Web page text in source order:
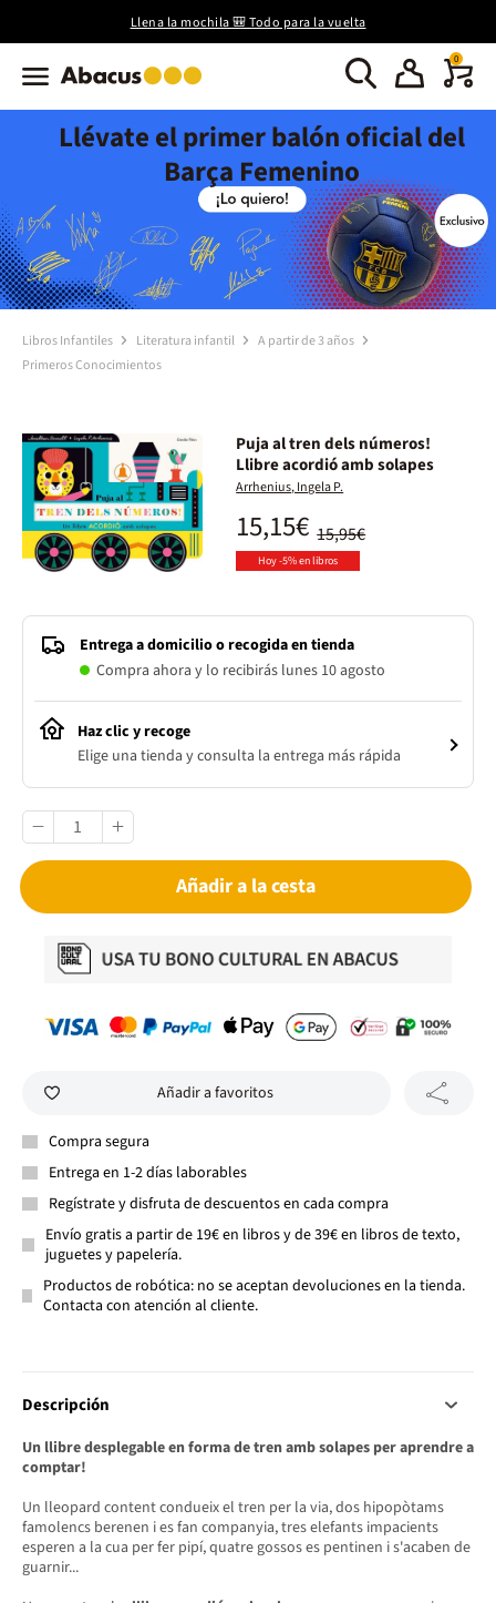
Llena la mochila 🎒 Todo para la vuelta
0
Llévate el primer balón oficial del
Barça Femenino
Libros Infantiles Literatura infantil
A partir de 3 años
Primeros Conocimientos
Puja al tren dels números!
Llibre acordió amb solapes
Arrhenius, Ingela P.
15,95€
15,15€
Hoy -5% en libros
Entrega a domicilio o recogida en tienda
Compra ahora y lo recibirás lunes 10 agosto
Haz clic y recoge
Elige una tienda y consulta la entrega más rápida
Añadir a la cesta
Añadir a favoritos
Compra segura
Entrega en 1-2 días laborables
Regístrate y disfruta de descuentos en cada compra
Envío gratis a partir de 19€ en libros y de 39€ en libros de texto,
juguetes y papelería.
Productos de robótica: no se aceptan devoluciones en la tienda.
Contacta con atención al cliente.
Descripción
Un llibre desplegable en forma de tren amb solapes per aprendre a
comptar!
Un lleopard content condueix el tren per la via, dos hipopòtams
famolencs berenen i es fan companyia, tres elefants impacients
esperen a la cua per fer pipí, quatre gossos es pentinen i s'acaben de
guarnir...